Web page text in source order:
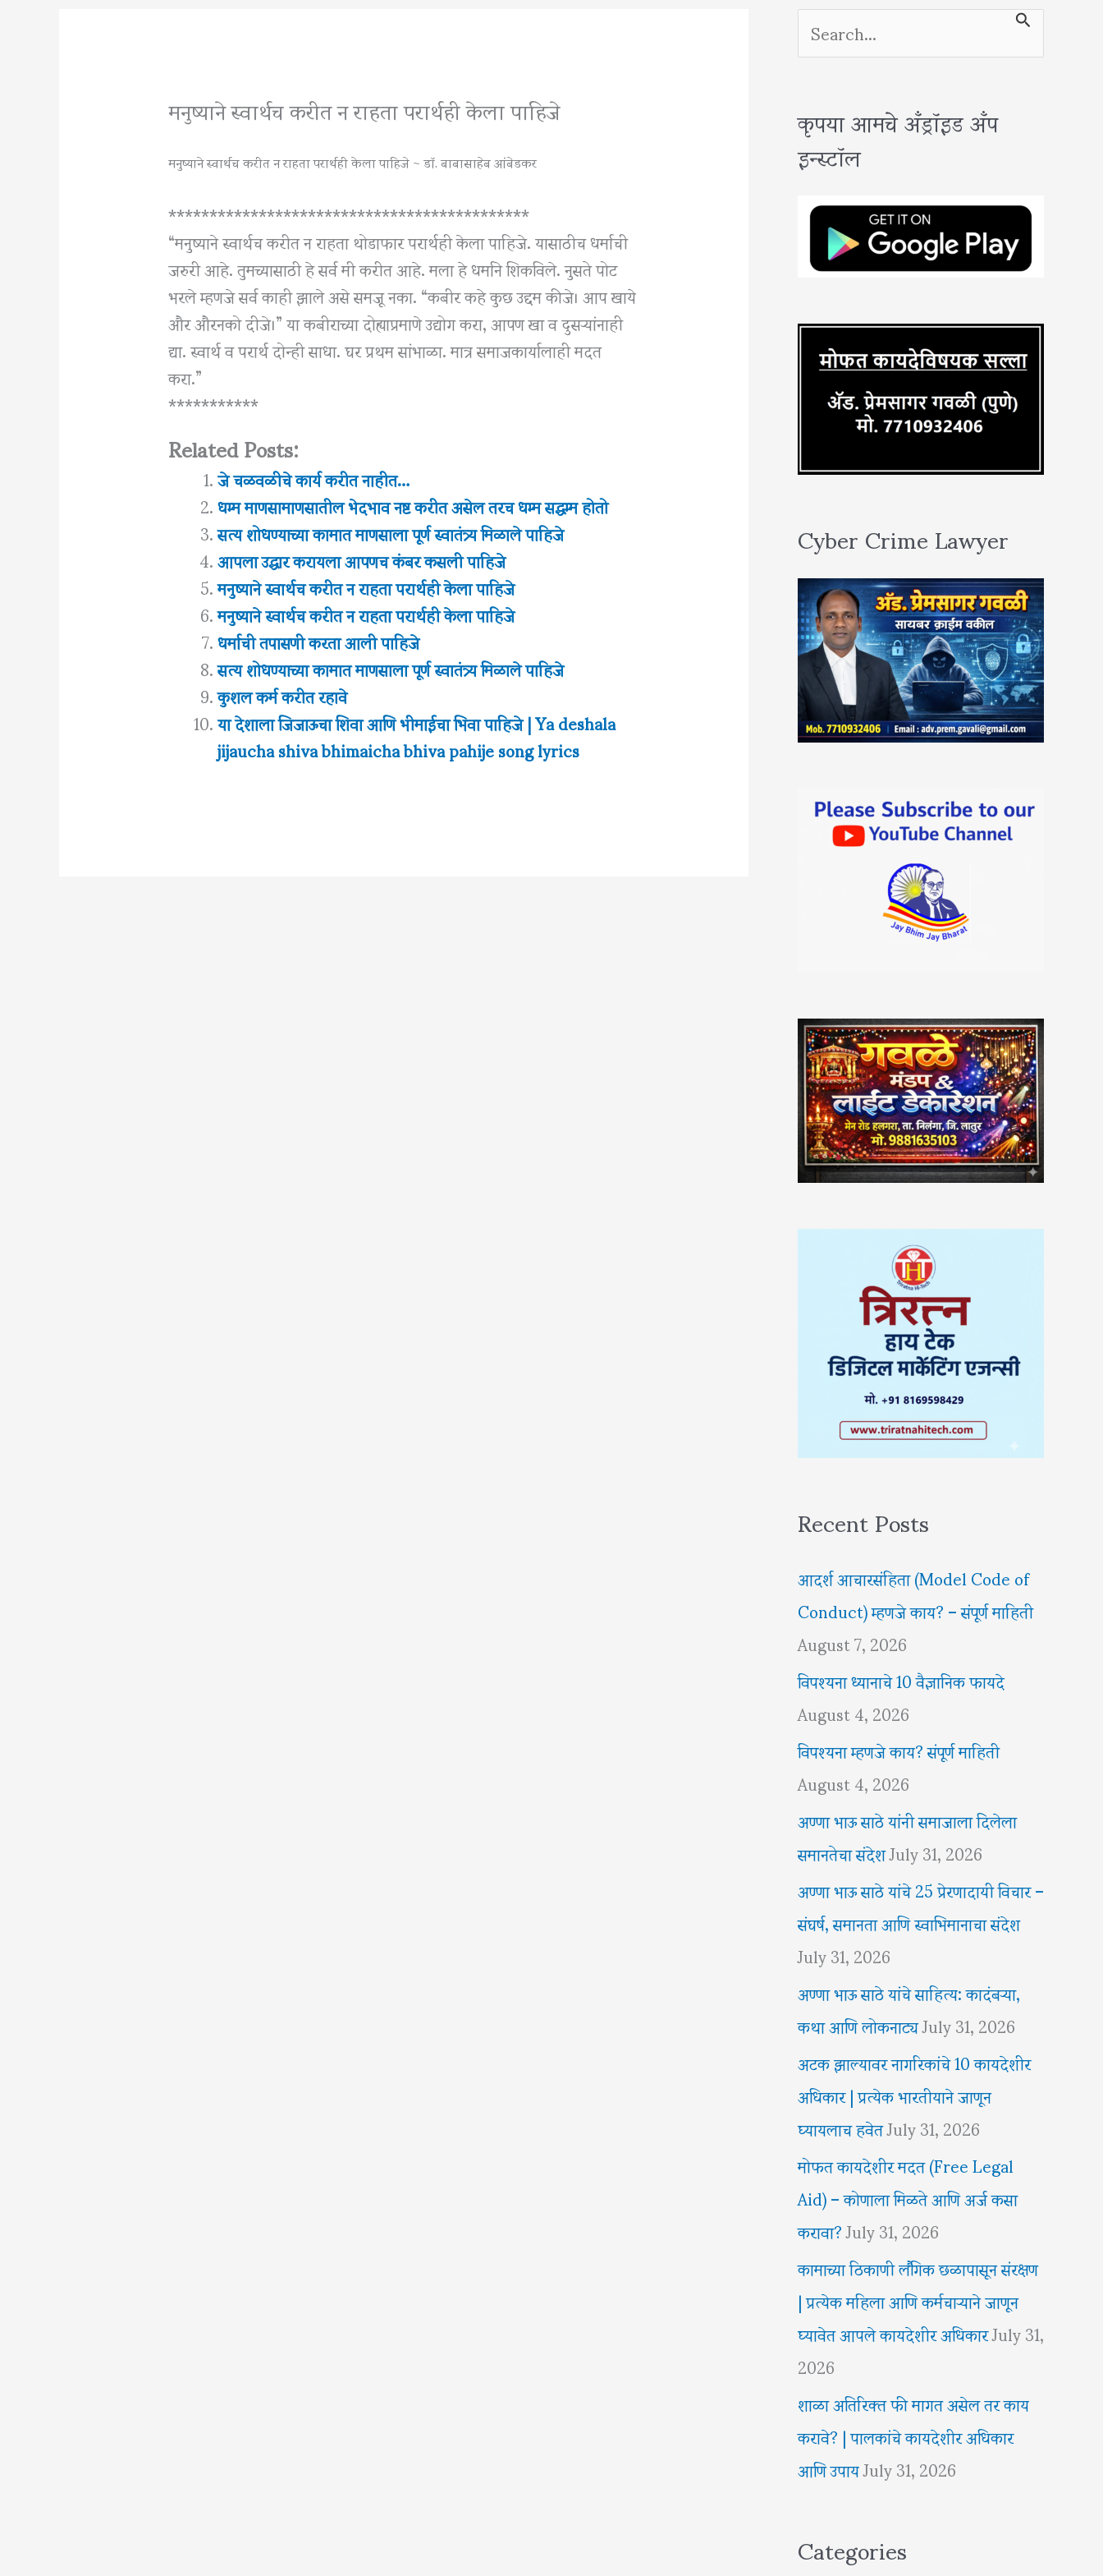
मनुष्याने स्वार्थच करीत न राहता परार्थही केला पाहिजे
मनुष्याने स्वार्थच करीत न राहता परार्थही केला पाहिजे ~ डॉ. बाबासाहेब आंबेडकर
********************************************
“मनुष्याने स्वार्थच करीत न राहता थोडाफार परार्थही केला पाहिजे. यासाठीच धर्माची
जरुरी आहे. तुमच्यासाठी हे सर्व मी करीत आहे. मला हे धर्माने शिकविले. नुसते पोट
भरले म्हणजे सर्व काही झाले असे समजू नका. “कबीर कहे कुछ उद्दम कीजे। आप खाये
और औरनको दीजे।” या कबीराच्या दोह्याप्रमाणे उद्योग करा, आपण खा व दुसऱ्यांनाही
द्या. स्वार्थ व परार्थ दोन्ही साधा. घरप्रथम सांभाळा. मात्र समाजकार्यालाही मदत
करा.”
***********
Related Posts:
जे चळवळीचे कार्य करीत नाहीत…
धम्म माणसामाणसातील भेदभाव नष्ट करीत असेल तरच धम्म सद्धम्म होतो
सत्य शोधण्याच्या कामात माणसाला पूर्ण स्वातंत्र्य मिळाले पाहिजे
आपला उद्धार करायला आपणच कंबर कसली पाहिजे
मनुष्याने स्वार्थच करीत न राहता परार्थही केला पाहिजे
मनुष्याने स्वार्थच करीत न राहता परार्थही केला पाहिजे
धर्माची तपासणी करता आली पाहिजे
सत्य शोधण्याच्या कामात माणसाला पूर्ण स्वातंत्र्य मिळाले पाहिजे
कुशल कर्म करीत रहावे
या देशाला जिजाऊचा शिवा आणि भीमाईचा भिवा पाहिजे | Ya deshala
jijaucha shiva bhimaicha bhiva pahije song lyrics
S
e
r
c
:
कृपया आमचे अँड्रॉइड अँप
इन्स्टॉल
Cyber Crime Lawyer
Recent Posts
आदर्श आचारसंहिता (Model Code of
Conduct) म्हणजे काय? – संपूर्ण माहिती
August 7, 2026
विपश्यना ध्यानाचे 10 वैज्ञानिक फायदे
August 4, 2026
विपश्यना म्हणजे काय? संपूर्ण माहिती
August 4, 2026
अण्णा भाऊ साठे यांनी समाजाला दिलेला
समानतेचा संदेशJuly 31, 2026
अण्णा भाऊ साठे यांचे 25 प्रेरणादायी विचार –
संघर्ष, समानता आणि स्वाभिमानाचा संदेश
July 31, 2026
अण्णा भाऊ साठे यांचे साहित्य: कादंबऱ्या,
कथा आणि लोकनाट्यJuly 31, 2026
अटक झाल्यावर नागरिकांचे 10 कायदेशीर
अधिकार | प्रत्येक भारतीयाने जाणून
घ्यायलाच हवेतJuly 31, 2026
मोफत कायदेशीर मदत (Free Legal
Aid) – कोणाला मिळते आणि अर्ज कसा
करावा?July 31, 2026
कामाच्या ठिकाणी लैंगिक छळापासून संरक्षण
| प्रत्येक महिला आणि कर्मचाऱ्याने जाणून
घ्यावेत आपले कायदेशीर अधिकारJuly 31,
2026
शाळा अतिरिक्त फी मागत असेल तर काय
करावे? | पालकांचे कायदेशीर अधिकार
आणि उपायJuly 31, 2026
Categories